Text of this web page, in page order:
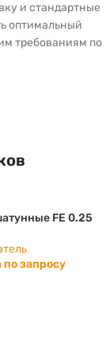
и стандартные
оптимальный
требованиям по
FE 0.25
по запросу